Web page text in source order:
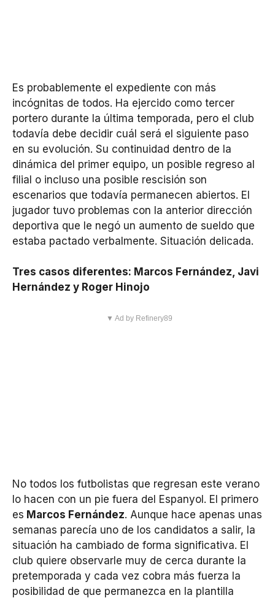
Es probablemente el expediente con más
incógnitas de todos. Ha ejercido como tercer
portero durante la última temporada, pero el club
todavía debe decidir cuál será el siguiente paso
en su evolución. Su continuidad dentro de la
dinámica del primer equipo, un posible regreso al
filial o incluso una posible rescisión son
escenarios que todavía permanecen abiertos. El
jugador tuvo problemas con la anterior dirección
deportiva que le negó un aumento de sueldo que
estaba pactado verbalmente. Situación delicada.
Tres casos diferentes: Marcos Fernández, Javi
Hernández y Roger Hinojo
▼ Ad by Refinery89
No todos los futbolistas que regresan este verano
lo hacen con un pie fuera del Espanyol. El primero
es Marcos Fernández. Aunque hace apenas unas
semanas parecía uno de los candidatos a salir, la
situación ha cambiado de forma significativa. El
club quiere observarle muy de cerca durante la
pretemporada y cada vez cobra más fuerza la
posibilidad de que permanezca en la plantilla